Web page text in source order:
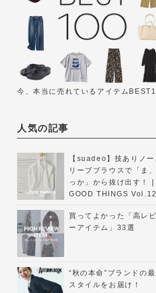
今、本当に売れているアイテム
人気の記事
【suadeo】技ありノー
リーブブラウスで「ま
っか」から抜け出す！ |
GOOD THINGS
買ってよかった「高レ
ーアイテム」33選
“秋の本命”ブランドの
スタイルをお届け！